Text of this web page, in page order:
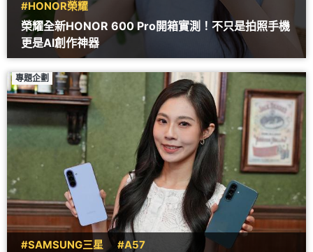
#HONOR榮耀
榮耀全新HONOR 600 Pro開箱實測！不只是拍照手機
更是AI創作神器
專題企劃
#SAMSUNG三星 #A57